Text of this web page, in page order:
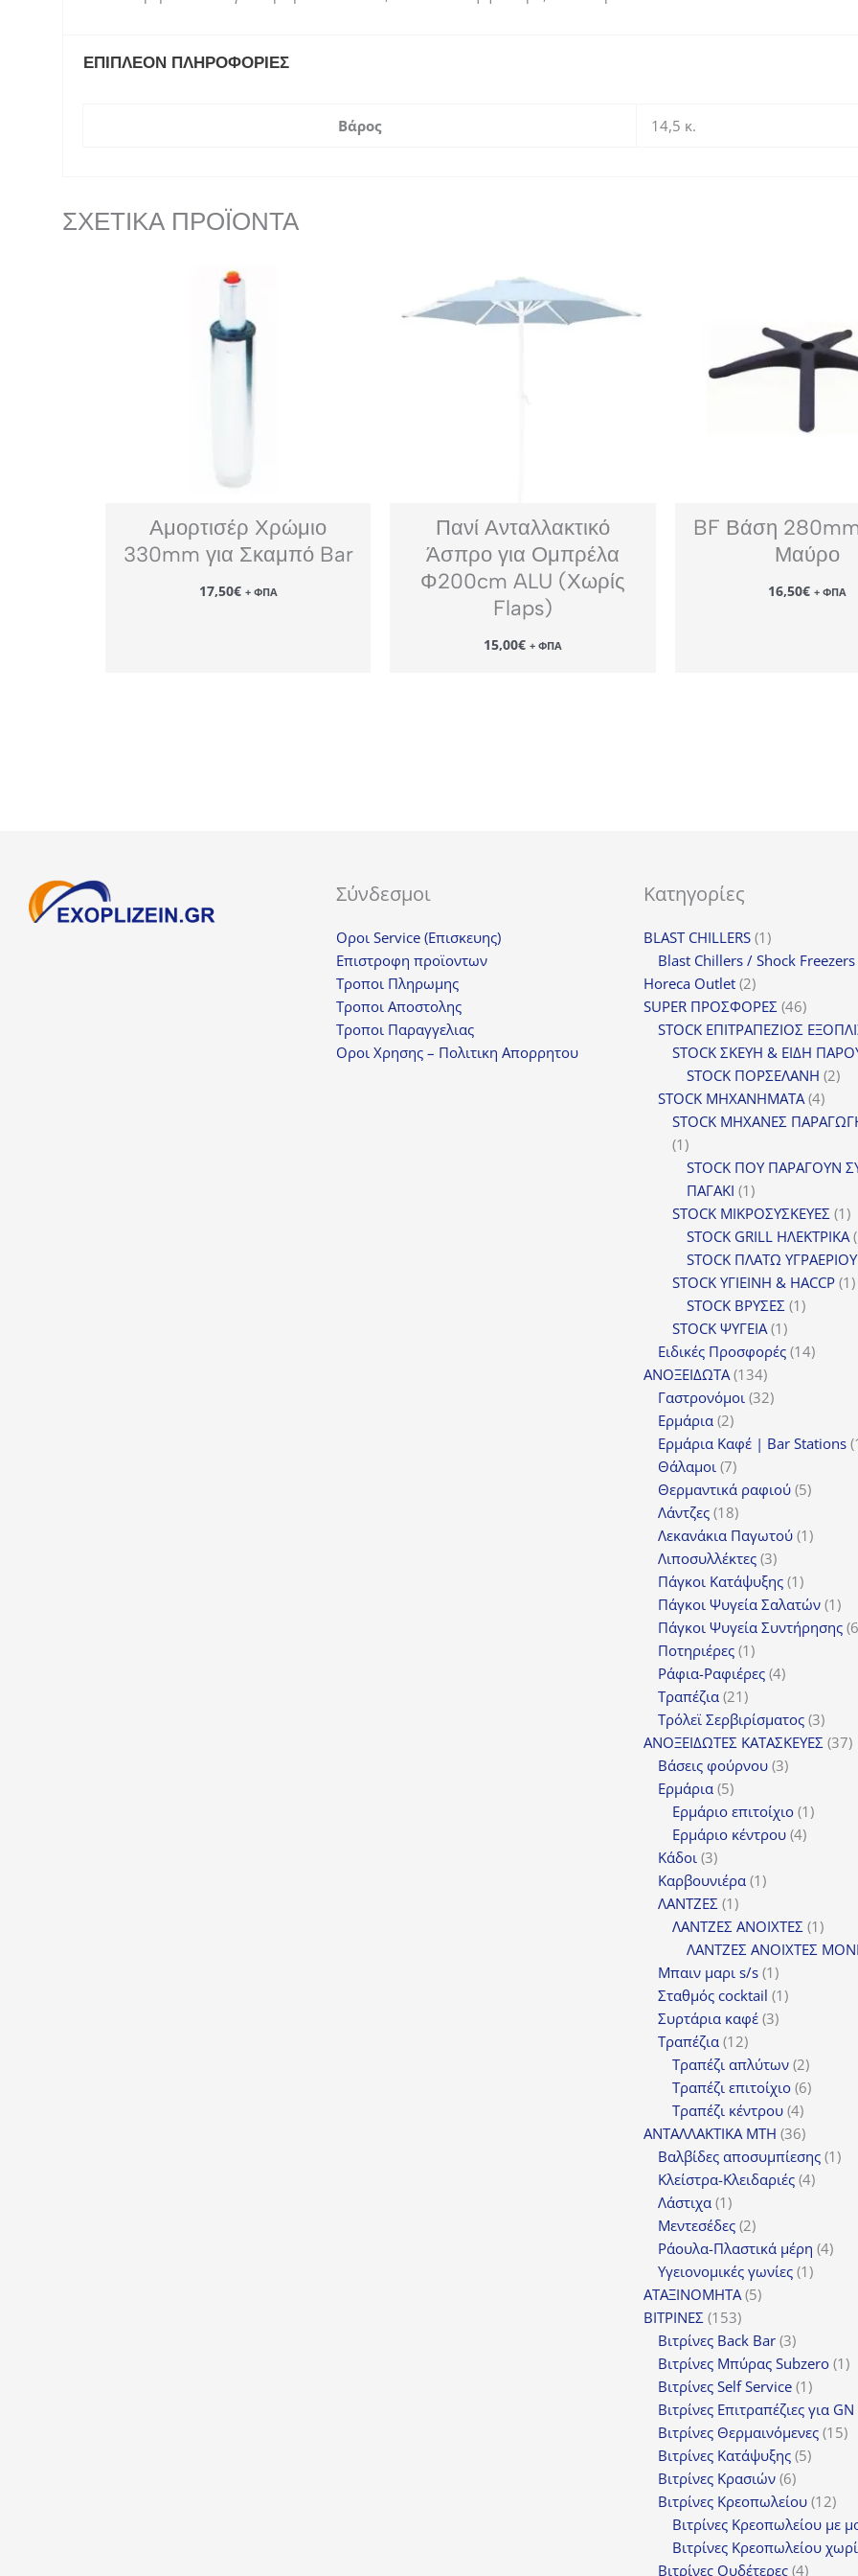
ΕΠΙΠΛΈΟΝ ΠΛΗΡΟΦΟΡΊΕΣ
Βάρος 14,5 κ.
ΣΧΕΤΙΚΆ ΠΡΟΪΌΝΤΑ
Αμορτισέρ Χρώμιο
330mm για Σκαμπό Bar
17,50€ + ΦΠΑ
Πανί Ανταλλακτικό
Άσπρο για Ομπρέλα
Φ200cm ALU (Χωρίς
Flaps)
15,00€ + ΦΠΑ
BF Βάση
Μαύρο
16,50€ + ΦΠΑ
Σύνδεσμοι
Οροι Service (Επισκευης)
Επιστροφη προϊοντων
Τροποι Πληρωμης
Τροποι Αποστολης
Τροποι Παραγγελιας
Οροι Χρησης – Πολιτικη Απορρητου
Κατηγορίες
BLAST CHILLERS 11
προϊόν
Blast Chillers / Shock Freezers
Horeca Outlet 22
προϊόντα
SUPER ΠΡΟΣΦΟΡΕΣ 4646
STOCK ΕΠΙΤΡΑΠΕΖΙΟΣ
STOCK ΣΚΕΥΗ & ΕΙΔΗ
STOCK ΠΟΡΣΕΛΑΝΗ 22
STOCK ΜΗΧΑΝΗΜΑΤΑ 44
STOCK ΜΗΧΑΝΕΣ
11
προϊόν
STOCK ΠΟΥ ΠΑΡΑΓΟΥΝ
ΠΑΓΑΚΙ 11
προϊόν
STOCK ΜΙΚΡΟΣΥΣΚΕΥΕΣ 11
STOCK GRILL ΗΛΕΚΤΡΙΚΑ
STOCK ΠΛΑΤΩ ΥΓΡΑΕΡΙΟΥ
STOCK ΥΓΙΕΙΝΗ & HACCP 11
STOCK ΒΡΥΣΕΣ 11
STOCK ΨΥΓΕΙΑ 11
προϊόν
Ειδικές Προσφορές 1414
ΑΝΟΞΕΙΔΩΤΑ 134134
προϊόντα
Γαστρονόμοι 3232
Ερμάρια 22
προϊόντα
Ερμάρια Καφέ | Bar Stations
Θάλαμοι 77
προϊόντα
Θερμαντικά ραφιού 55
Λάντζες 1818
προϊόντα
Λεκανάκια Παγωτού 11
Λιποσυλλέκτες 33
προϊόντα
Πάγκοι Κατάψυξης 11
προϊόν
Πάγκοι Ψυγεία Σαλατών 11
Πάγκοι Ψυγεία Συντήρησης 6
Ποτηριέρες 11
προϊόν
Ράφια-Ραφιέρες 44
Τραπέζια 2121
προϊόντα
Τρόλεϊ Σερβιρίσματος 33
ΑΝΟΞΕΙΔΩΤΕΣ ΚΑΤΑΣΚΕΥΕΣ 3737
Βάσεις φούρνου 33
Ερμάρια 55
προϊόντα
Ερμάριο επιτοίχιο 11
Ερμάριο κέντρου 44
Κάδοι 33
προϊόντα
Καρβουνιέρα 11
ΛΑΝΤΖΕΣ 11
προϊόν
ΛΑΝΤΖΕΣ ΑΝΟΙΧΤΕΣ 11
ΛΑΝΤΖΕΣ ΑΝΟΙΧΤΕΣ
Μπαιν μαρι s/s 11
προϊόν
Σταθμός cocktail 11
Συρτάρια καφέ 33
Τραπέζια 1212
προϊόντα
Τραπέζι απλύτων 22
προϊόντα
Τραπέζι επιτοίχιο 66
Τραπέζι κέντρου 44
προϊόντα
ΑΝΤΑΛΛΑΚΤΙΚΑ MTH 3636
προϊόντα
Βαλβίδες αποσυμπίεσης 11
Κλείστρα-Κλειδαριές 44
Λάστιχα 11
προϊόν
Μεντεσέδες 22
προϊόντα
Ράουλα-Πλαστικά μέρη 44
Υγειονομικές γωνίες 11
ΑΤΑΞΙΝΟΜΗΤΑ 55
ΒΙΤΡΙΝΕΣ 153153
προϊόντα
Βιτρίνες Back Bar 33
προϊόντα
Βιτρίνες Mπύρας Subzero 11
Βιτρίνες Self Service 11
προϊόν
Βιτρίνες Επιτραπέζιες για GN
Βιτρίνες Θερμαινόμενες 1515
Βιτρίνες Κατάψυξης 55
Βιτρίνες Κρασιών 66
προϊόντα
Βιτρίνες Κρεοπωλείου 1212
Βιτρίνες Κρεοπωλείου με
Βιτρίνες Κρεοπωλείου
Βιτρίνες Ουδέτερες 44